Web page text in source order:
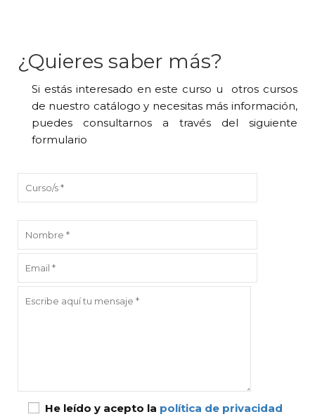
¿Quieres saber más?
Si estás interesado en este curso u otros cursos
de nuestro catálogo y necesitas más información,
puedes consultarnos a través del siguiente
formulario
He leído y acepto la política de privacidad